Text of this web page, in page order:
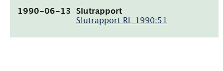
1990-06-13
Slutrapport
Slutrapport RL 1990:51
(pdf,